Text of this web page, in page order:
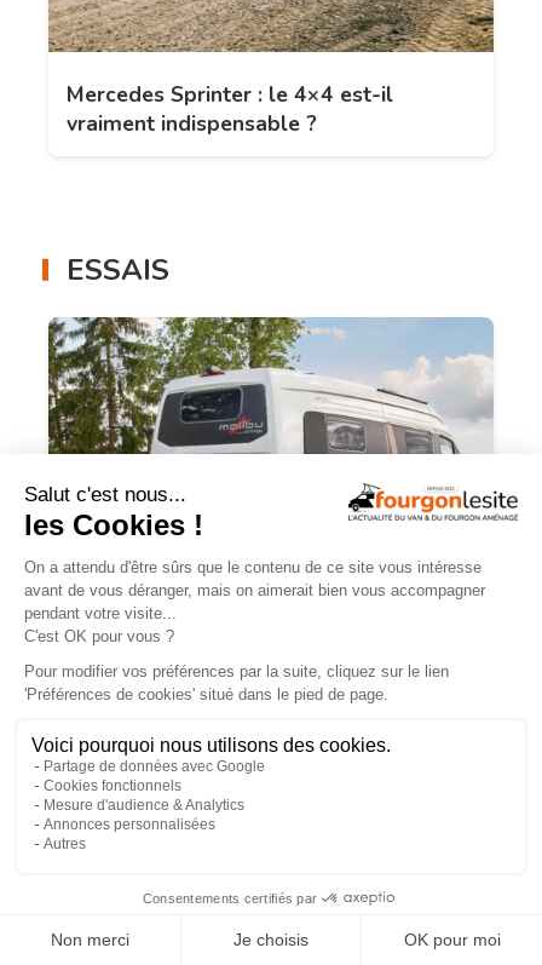
Mercedes Sprinter : le 4×4 est-il
vraiment indispensable ?
ESSAIS
qui ne ressemble à aucun autre